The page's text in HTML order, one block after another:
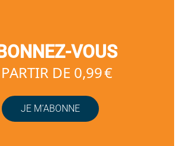
VOUS
DE 0,99 €
JE M’ABONNE